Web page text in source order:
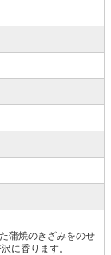
蒲焼のきざみをのせ
に香ります。